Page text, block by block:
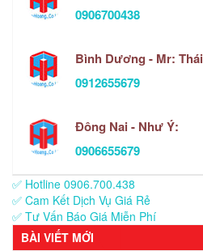
0906700438
Bình Dương - Mr: Thái
0912655679
Đông Nai - Như Ý:
0906655679
✅ Hotline 0906.700.438
✅ Cam Kết Dịch Vụ Giá Rẻ
✅ Tư Vấn Báo Giá Miễn Phí
BÀI VIẾT MỚI